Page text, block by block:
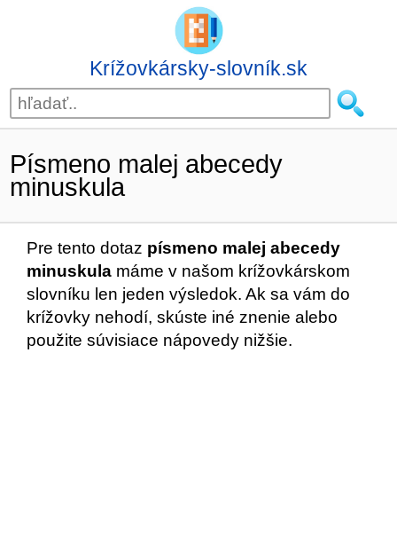
Krížovkársky-slovník.sk
Písmeno malej abecedy
minuskula
Pre tento dotaz písmeno malej abecedy
minuskula máme v našom krížovkárskom
slovníku len jeden výsledok. Ak sa vám do
krížovky nehodí, skúste iné znenie alebo
použite súvisiace nápovedy nižšie.